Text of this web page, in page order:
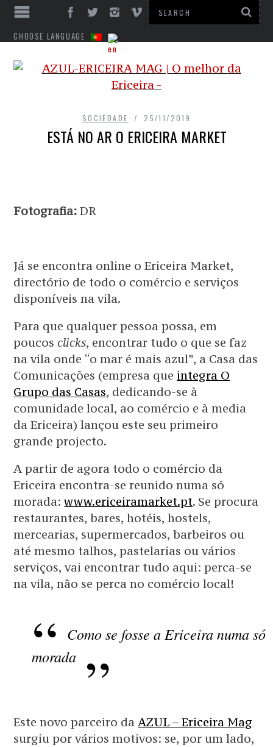
CHOOSE LANGUAGE
SOCIEDADE 25/11/2019
ESTÁ NO AR O ERICEIRA MARKET
Fotografia: DR
Já se encontra online o Ericeira Market,
directório de todo o comércio e serviços
disponíveis na vila.
Para que qualquer pessoa possa, em
poucosclicks, encontrar tudo o que se faz
na vila onde “o mar é mais azul”, a Casa das
Comunicações (empresa que integra O
Grupo das Casas, dedicando-se à
comunidade local, ao comércio e à media
da Ericeira) lançou este seu primeiro
grande projecto.
A partir de agora todo o comércio da
Ericeira encontra-se reunido numa só
morada:www.ericeiramarket.pt. Se procura
restaurantes, bares, hotéis, hostels,
mercearias, supermercados, barbeiros ou
até mesmo talhos, pastelarias ou vários
serviços, vai encontrar tudo aqui: perca-se
na vila, não se perca no comércio local!
Como se fosse a Ericeira numa só
morada
Este novo parceiro daAZUL – Ericeira Mag
surgiu por vários motivos: se, por um lado,